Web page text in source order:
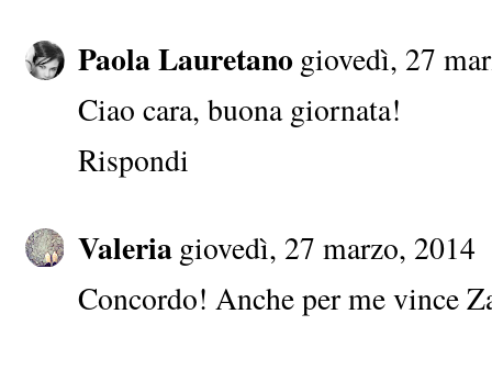
Paola Lauretano giovedì, 27
Ciao cara, buona giornata!
Rispondi
Valeria giovedì, 27 marzo, 2014
Concordo! Anche per me vince